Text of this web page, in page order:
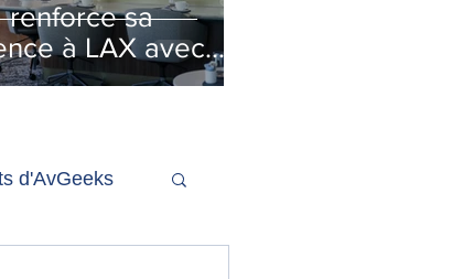
renforce sa
à LAX avec
de la
d'AvGeeks